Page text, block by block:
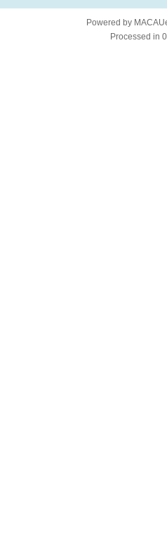
Powered by
Processed in